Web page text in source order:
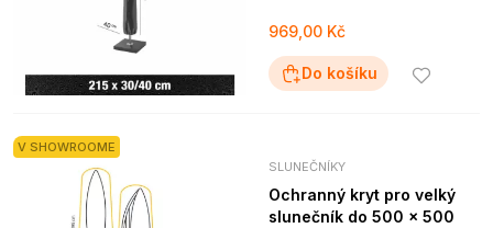
969,00 Kč
Do košíku
V SHOWROOME
SLUNEČNÍKY
Ochranný kryt pro velký
slunečník do 500 x 500